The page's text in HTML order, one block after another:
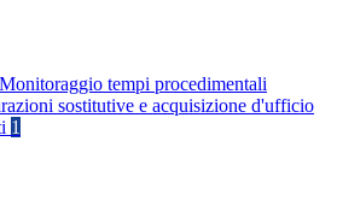
Monitoraggio tempi procedimentali
sostitutive e acquisizione d'ufficio
1